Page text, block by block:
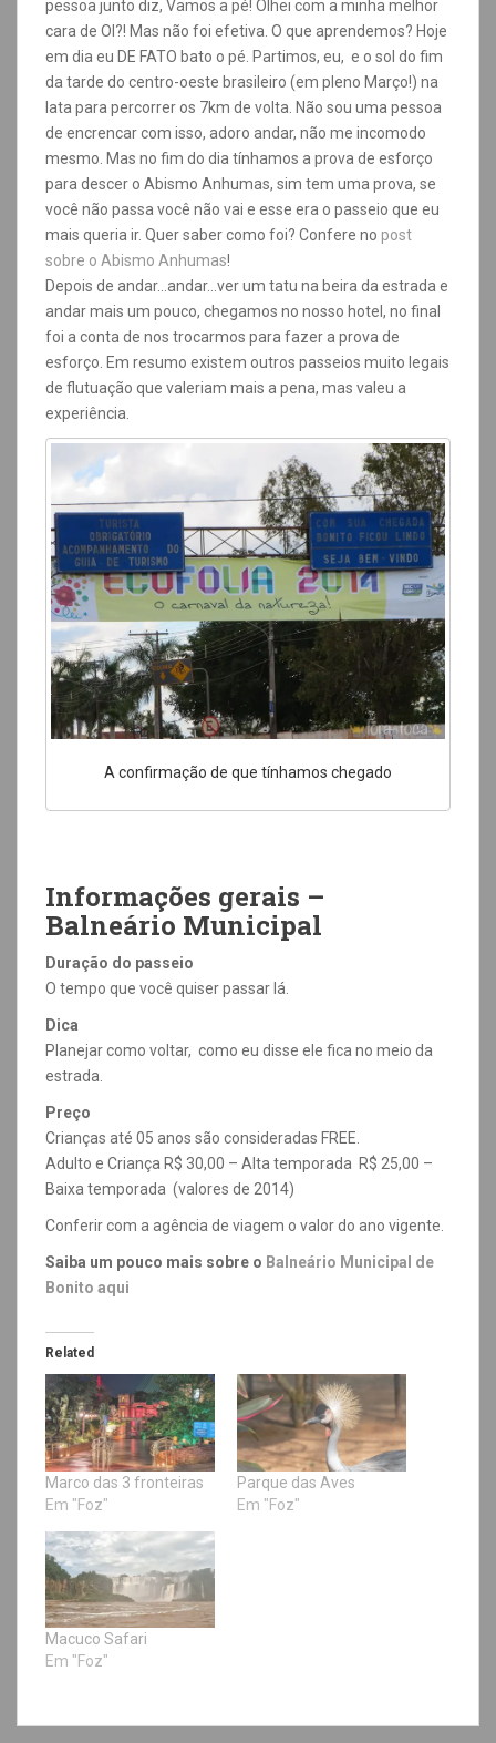
pessoa junto diz, Vamos a pé! Olhei com a minha melhor
cara de OI?! Mas não foi efetiva. O que aprendemos? Hoje
em dia eu DE FATO bato o pé. Partimos, eu, e o sol do fim
da tarde do centro-oeste brasileiro (em pleno Março!) na
lata para percorrer os 7km de volta. Não sou uma pessoa
de encrencar com isso, adoro andar, não me incomodo
mesmo. Mas no fim do dia tínhamos a prova de esforço
para descer o Abismo Anhumas, sim tem uma prova, se
você não passa você não vai e esse era o passeio que eu
mais queria ir. Quer saber como foi? Confere no post
sobre o Abismo Anhumas!
Depois de andar…andar…ver um tatu na beira da estrada e
andar mais um pouco, chegamos no nosso hotel, no final
foi a conta de nos trocarmos para fazer a prova de
esforço. Em resumo existem outros passeios muito legais
de flutuação que valeriam mais a pena, mas valeu a
experiência.
A confirmação de que tínhamos chegado
Informações gerais –
Balneário Municipal
Duração do passeio
O tempo que você quiser passar lá.
Dica
Planejar como voltar, como eu disse ele fica no meio da
estrada.
Preço
Crianças até 05 anos são consideradas FREE.
Adulto e Criança R$ 30,00 – Alta temporada R$ 25,00 –
Baixa temporada (valores de 2014)
Conferir com a agência de viagem o valor do ano vigente.
Saiba um pouco mais sobre o Balneário Municipal de
Bonito aqui
Related
Marco das 3 fronteiras
Em "Foz"
Parque das Aves
Em "Foz"
Macuco Safari
Em "Foz"